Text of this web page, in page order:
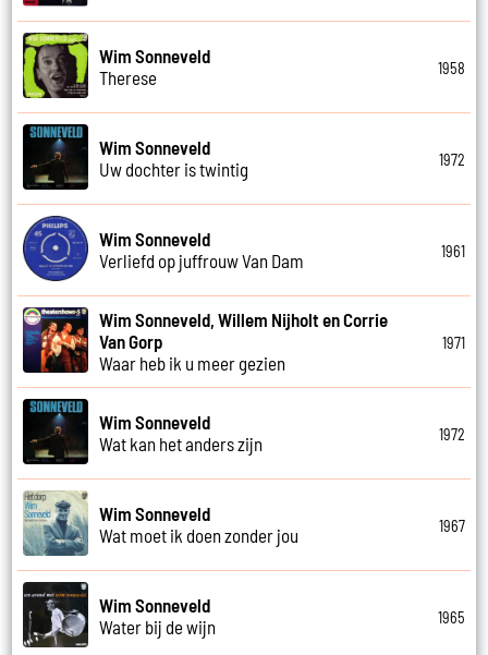
Wim Sonneveld
Therese
1958
Wim Sonneveld
Uw dochter is twintig
1972
Wim Sonneveld
Verliefd op juffrouw Van Dam
1961
Wim Sonneveld, Willem Nijholt en Corrie
Van Gorp
Waar heb ik u meer gezien
1971
Wim Sonneveld
Wat kan het anders zijn
1972
Wim Sonneveld
Wat moet ik doen zonder jou
1967
Wim Sonneveld
Water bij de wijn
1965